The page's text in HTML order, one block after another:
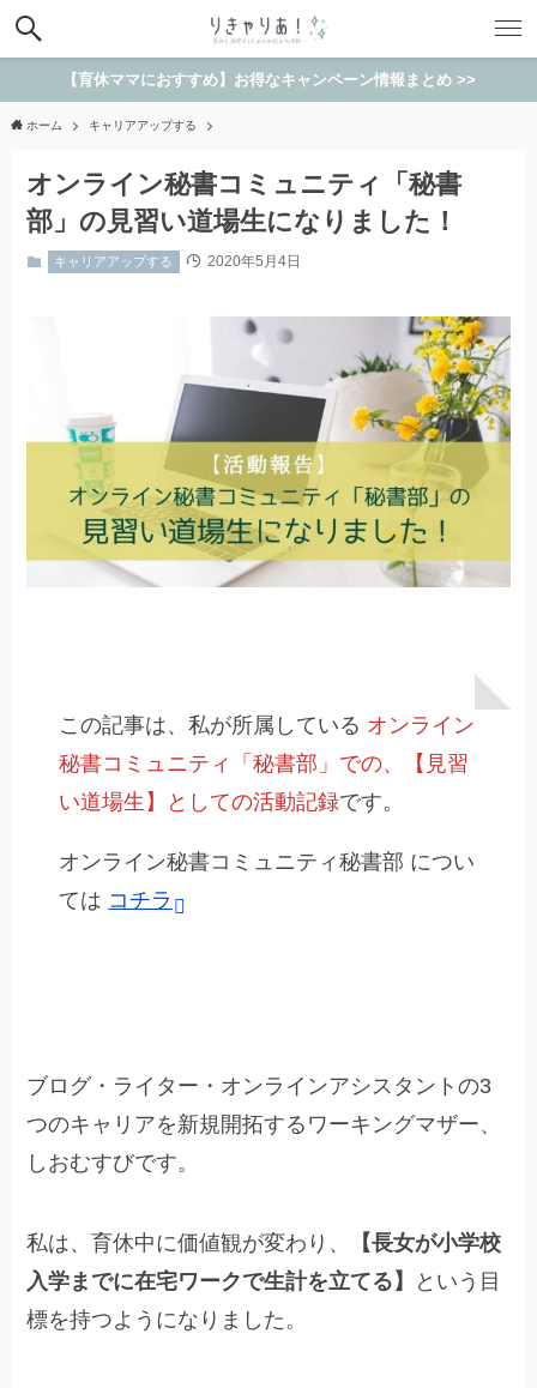
【育休ママにおすすめ】お得なキャンペーン情報まとめ >>
ホーム キャリアアップする
オンライン秘書コミュニティ「秘書
部」の見習い道場生になりました！
キャリアアップする 2020年5月4日
この記事は、私が所属している オンライン
秘書コミュニティ「秘書部」での、【見習
い道場生】としての活動記録です。
オンライン秘書コミュニティ秘書部 につい
ては コチラ
ブログ・ライター・オンラインアシスタントの3
つのキャリアを新規開拓するワーキングマザー、
しおむすびです。
私は、育休中に価値観が変わり、
【長女が小学校
入学までに在宅ワークで生計を立てる】
という目
標を持つようになりました。